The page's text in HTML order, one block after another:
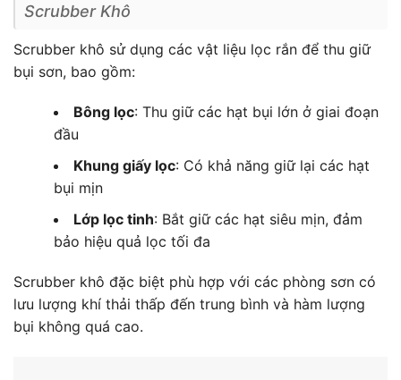
Scrubber Khô
Scrubber khô sử dụng các vật liệu lọc rắn để thu giữ
bụi sơn, bao gồm:
Bông lọc: Thu giữ các hạt bụi lớn ở giai đoạn
đầu
Khung giấy lọc: Có khả năng giữ lại các hạt
bụi mịn
Lớp lọc tinh: Bắt giữ các hạt siêu mịn, đảm
bảo hiệu quả lọc tối đa
Scrubber khô đặc biệt phù hợp với các phòng sơn có
lưu lượng khí thải thấp đến trung bình và hàm lượng
bụi không quá cao.